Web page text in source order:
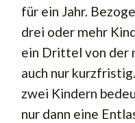
für ein Jahr.
drei oder mehr
ein Drittel von der
auch nur
zwei Kindern
nur dann eine